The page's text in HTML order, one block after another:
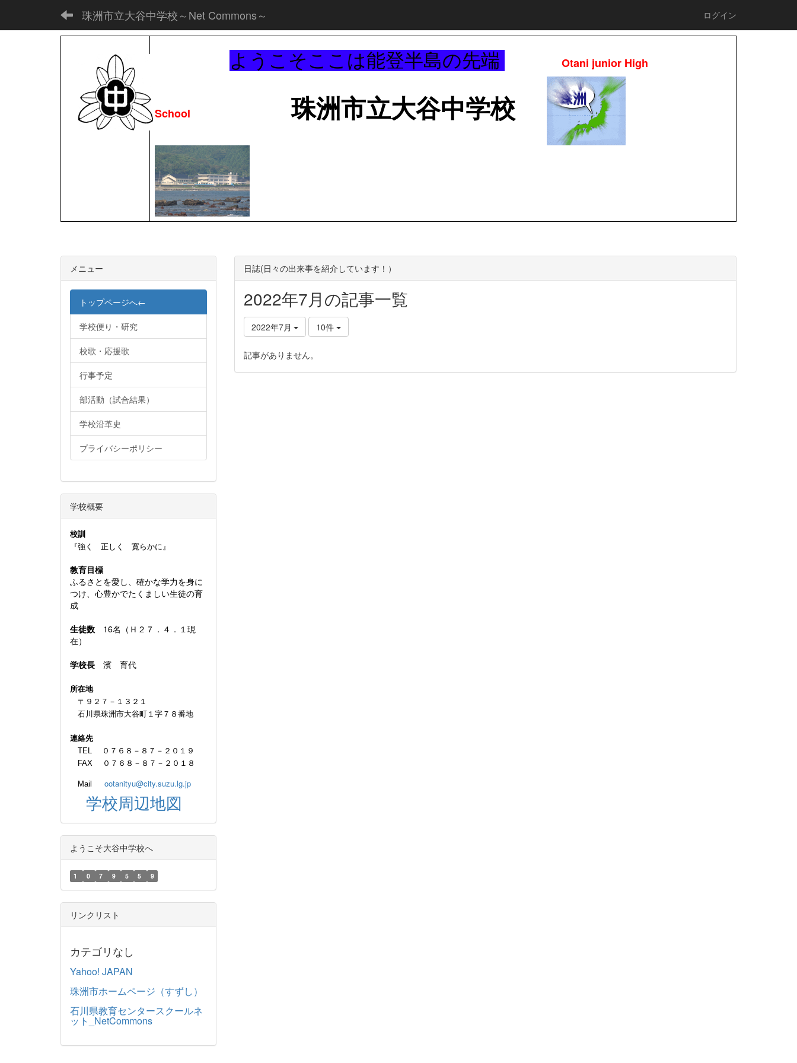
珠洲市立大谷中学校～Net Commons～ ログイン
ようこそここは能登半島の先端 Otani junior High
School 珠洲市立大谷中学校
日誌(日々の出来事を紹介しています！）
2022年7月の記事一覧
2022年7月 10件
記事がありません。
メニュー
トップページへ←
学校便り・研究
校歌・応援歌
行事予定
部活動（試合結果）
学校沿革史
プライバシーポリシー
学校概要
校訓
『強く 正しく 寛らかに』
教育目標
ふるさとを愛し、確かな学力を身に
つけ、心豊かでたくましい生徒の育
成
生徒数 16名（Ｈ２７．４．１現
在）
学校長 濱 育代
所在地
〒９２７－１３２１
石川県珠洲市大谷町１字７８番地
連絡先
TEL ０７６８－８７－２０１９
FAX ０７６８－８７－２０１８
Mail ootanityu@city.suzu.lg.jp
学校周辺地図
ようこそ大谷中学校へ
1 0 7 9 5 5 9
リンクリスト
カテゴリなし
Yahoo! JAPAN
珠洲市ホームページ（すずし）
石川県教育センタースクールネ
ット_NetCommons